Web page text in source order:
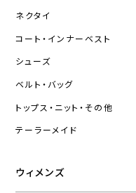
ネクタイ
コート・インナーベスト
シューズ
ベルト・バッグ
トップス・ニット・その他
テーラーメイド
ウィメンズ